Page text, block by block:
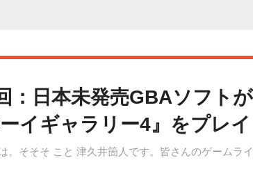
：日本未発売GBAソフト
イギャラリー4』をプレ
。そそそ こと 津久井箇人です。皆さんのゲームラ